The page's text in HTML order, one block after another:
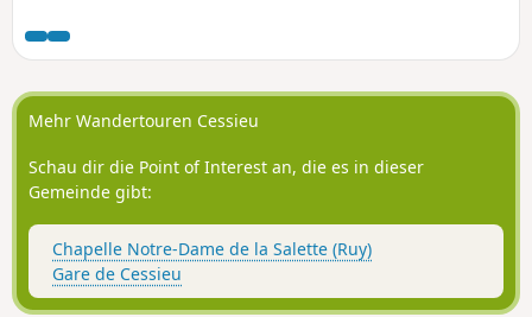
Mehr Wandertouren Cessieu
Schau dir die Point of Interest an, die es in dieser
Gemeinde gibt:
Chapelle Notre-Dame de la Salette (Ruy)
Gare de Cessieu